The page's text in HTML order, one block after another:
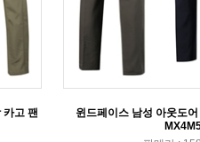
카고 팬
윈드페이스 남성 아웃도